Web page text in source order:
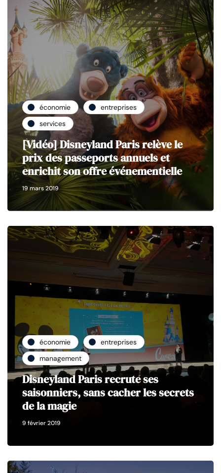
économie
entreprises
services
[Vidéo] Disneyland Paris relève le
prix des passeports annuels et
enrichit son offre événementielle
19 mars 2019
économie
entreprises
management
Disneyland Paris recrute ses
saisonniers, sans cacher les secrets
de la magie
9 février 2019